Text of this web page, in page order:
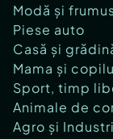
Modă și
Piese auto
Casă și
Mama și
Sport, timp
Animale de
Agro și